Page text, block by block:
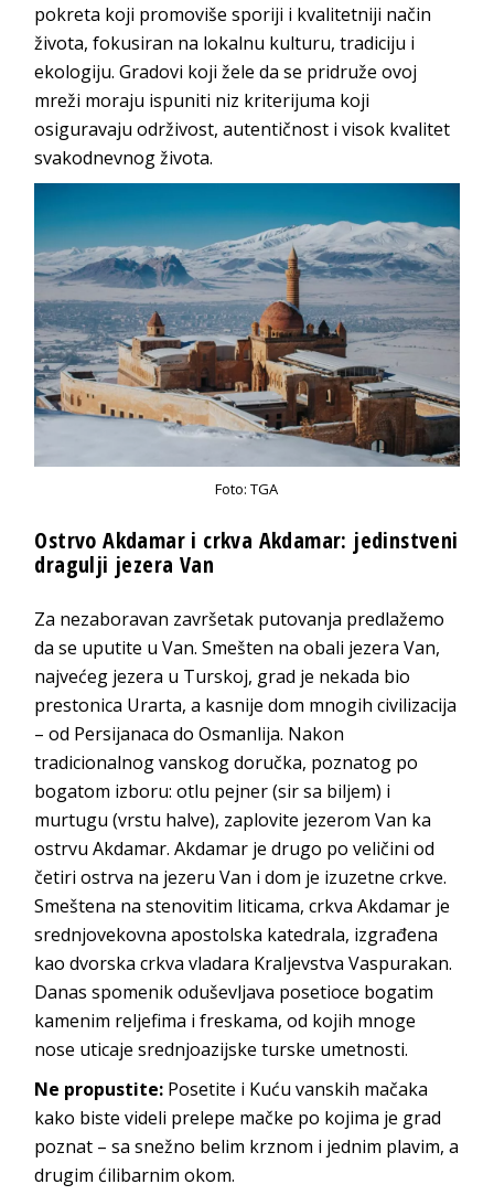
pokreta koji promoviše sporiji i kvalitetniji način
života, fokusiran na lokalnu kulturu, tradiciju i
ekologiju. Gradovi koji žele da se pridruže ovoj
mreži moraju ispuniti niz kriterijuma koji
osiguravaju održivost, autentičnost i visok kvalitet
svakodnevnog života.
Foto: TGA
Ostrvo Akdamar i crkva Akdamar: jedinstveni
dragulji jezera Van
Za nezaboravan završetak putovanja predlažemo
da se uputite u Van. Smešten na obali jezera Van,
najvećeg jezera u Turskoj, grad je nekada bio
prestonica Urarta, a kasnije dom mnogih civilizacija
– od Persijanaca do Osmanlija. Nakon
tradicionalnog vanskog doručka, poznatog po
bogatom izboru: otlu pejner (sir sa biljem) i
murtugu (vrstu halve), zaplovite jezerom Van ka
ostrvu Akdamar. Akdamar je drugo po veličini od
četiri ostrva na jezeru Van i dom je izuzetne crkve.
Smeštena na stenovitim liticama, crkva Akdamar je
srednjovekovna apostolska katedrala, izgrađena
kao dvorska crkva vladara Kraljevstva Vaspurakan.
Danas spomenik oduševljava posetioce bogatim
kamenim reljefima i freskama, od kojih mnoge
nose uticaje srednjoazijske turske umetnosti.
Ne propustite: Posetite i Kuću vanskih mačaka
kako biste videli prelepe mačke po kojima je grad
poznat – sa snežno belim krznom i jednim plavim, a
drugim ćilibarnim okom.